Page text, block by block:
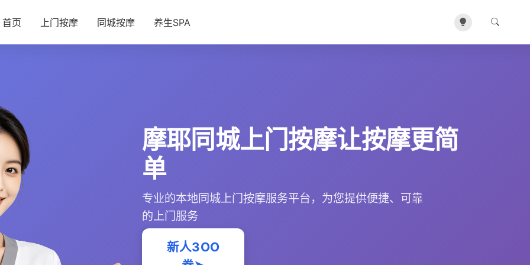
首页 上门按摩 同城按摩 养生SPA
摩耶同城上门按摩让按摩更简
单
专业的本地同城上门按摩服务平台，为您提供便捷、可靠
的上门服务
新人3OO